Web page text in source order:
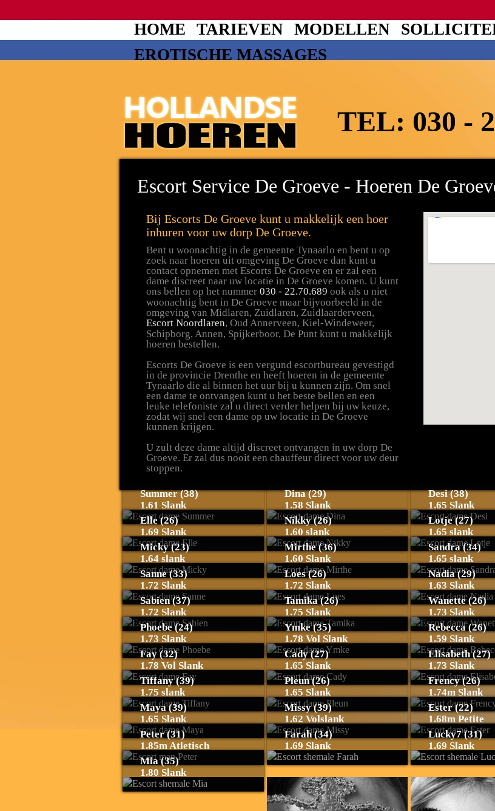
HOME TARIEVEN MODELLEN
EROTISCHE MASSAGES
TEL: 030 -
Escort Service De Groeve - Hoeren De
Bij Escorts De Groeve kunt u makkelijk een hoer
inhuren voor uw dorp De Groeve.
Bent u woonachtig in de gemeente Tynaarlo en bent u op
zoek naar hoeren uit omgeving De Groeve dan kunt u
contact opnemen met Escorts De Groeve en er zal een
dame discreet naar uw locatie in De Groeve komen. U kunt
ons bellen op het nummer 030 - 22.70.689 ook als u niet
woonachtig bent in De Groeve maar bijvoorbeeld in de
omgeving van Midlaren, Zuidlaren, Zuidlaarderveen,
Escort Noordlaren, Oud Annerveen, Kiel-Windeweer,
Schipborg, Annen, Spijkerboor, De Punt kunt u makkelijk
hoeren bestellen.
Escorts De Groeve is een vergund escortbureau gevestigd
in de provincie Drenthe en heeft hoeren in de gemeente
Tynaarlo die al binnen het uur bij u kunnen zijn. Om snel
een dame te ontvangen kunt u het beste bellen en een
leuke telefoniste zal u direct verder helpen bij uw keuze,
zodat wij snel een dame op uw locatie in De Groeve
kunnen krijgen.
U zult deze dame altijd discreet ontvangen in uw dorp De
Groeve. Er zal dus nooit een chauffeur direct voor uw deur
stoppen.
Summer (38)
1.61 Slank
Dina (29)
1.58 Slank
Desi (38)
1.65 Slank
Elle (26)
1.69 Slank
Nikky (26)
1.60 slank
Lotje (27)
1.65 slank
Micky (23)
1.64 slank
Mirthe (36)
1.60 Slank
Sandra (34)
1.65 slank
Sanne (33)
1.72 Slank
Loes (26)
1.72 Slank
Nadia (29)
1.63 Slank
Sabien (37)
1.72 Slank
Tamika (26)
1.75 Slank
Wanette (26)
1.73 Slank
Phoebe (24)
1.73 Slank
Ymke (35)
1.78 Vol Slank
Rebecca (26)
1.59 Slank
Fay (32)
1.78 Vol Slank
Cady (27)
1.65 Slank
Elisabeth (27)
1.73 Slank
Tiffany (39)
1.75 slank
Pleun (26)
1.65 Slank
Frency (26)
1.74m Slank
Maya (39)
1.65 Slank
Missy (39)
1.62 Volslank
Ester (22)
1.68m Petite
Peter (31)
1.85m Atletisch
Farah (34)
1.69 Slank
Lucky7 (31)
1.69 Slank
Mia (35)
1.80 Slank